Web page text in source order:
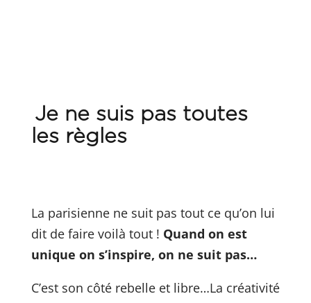
Je ne suis pas toutes
les règles
La parisienne ne suit pas tout ce qu’on lui
dit de faire voilà tout ! Quand on est
unique on s’inspire, on ne suit pas…
C’est son côté rebelle et libre…La créativité